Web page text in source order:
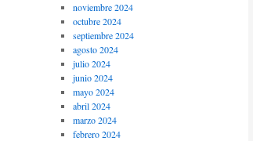
noviembre 2024
octubre 2024
septiembre 2024
agosto 2024
julio 2024
junio 2024
mayo 2024
abril 2024
marzo 2024
febrero 2024